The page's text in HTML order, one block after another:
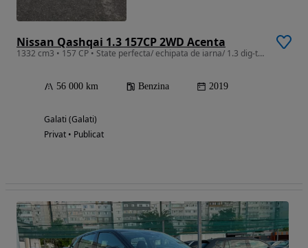
Nissan Qashqai 1.3 157CP 2WD Acenta
1332 cm3 • 157 CP • State perfecta/ echipata de iarna/ 1.3 dig-t 160 cp
56 000 km Benzina 2019
Galati (Galati)
Privat • Publicat